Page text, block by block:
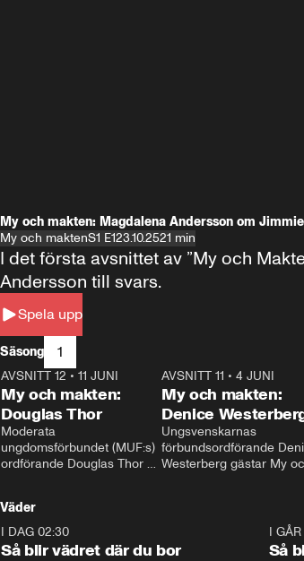
My och makten: Magdalena Andersson om
My och maktenS1 E123.10.2521 min
Spela upp
I det första avsnittet av ”My och
Andersson till svars.
Säsong 1
26:27
AVSNITT 12 • 11 JUNI
My och makten:
Douglas Thor
Moderata
ungdomsförbundet (MUF:s)
ordförande Douglas Thor
tonårsutvisningarna och hur
Moderaterna ska locka
väljare till valet i höst.
AVSNITT 11 •4 JUNI
My och makten:
Denice
Ungsvenskarnas
förbundsordförande
Westerberg gästar My
Väder
I DAG 02:30
Så blir vädret där du bor
I
Så